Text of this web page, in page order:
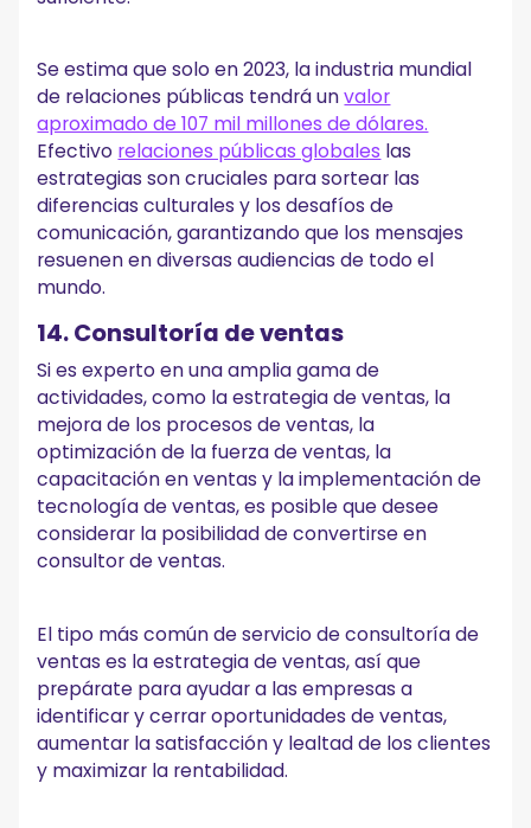
Se estima que solo en 2023, la industria mundial
de relaciones públicas tendrá unvalor
aproximado de 107 mil millones de dólares.
Efectivo relaciones públicas globales las
estrategias son cruciales para sortear las
diferencias culturales y los desafíos de
comunicación, garantizando que los mensajes
resuenen en diversas audiencias de todo el
mundo.
14. Consultoría de ventas
Si es experto en una amplia gama de
actividades, como la estrategia de ventas, la
mejora de los procesos de ventas, la
optimización de la fuerza de ventas, la
capacitación en ventas y la implementación de
tecnología de ventas, es posible que desee
considerar la posibilidad de convertirse en
consultor de ventas.
El tipo más común de servicio de consultoría de
ventas es la estrategia de ventas, así que
prepárate para ayudar a las empresas a
identificar y cerrar oportunidades de ventas,
aumentar la satisfacción y lealtad de los clientes
y maximizar la rentabilidad.